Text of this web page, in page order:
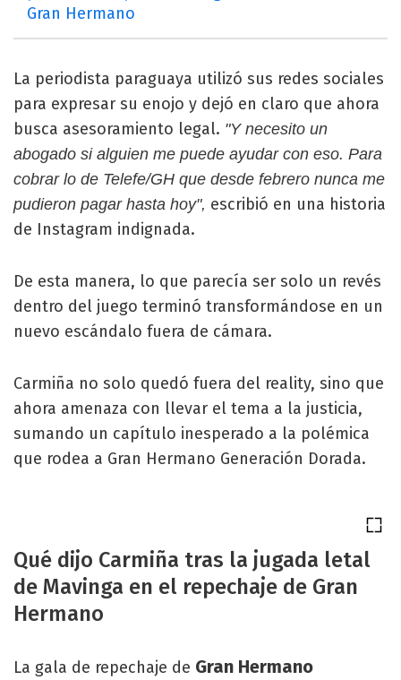
Gran Hermano
La periodista paraguaya utilizó sus redes sociales
para expresar su enojo y dejó en claro que ahora
busca asesoramiento legal. "Y necesito un
abogado si alguien me puede ayudar con eso. Para
cobrar lo de Telefe/GH que desde febrero nunca me
pudieron pagar hasta hoy", escribió en una historia
de Instagram indignada.
De esta manera, lo que parecía ser solo un revés
dentro del juego terminó transformándose en un
nuevo escándalo fuera de cámara.
Carmiña no solo quedó fuera del reality, sino que
ahora amenaza con llevar el tema a la justicia,
sumando un capítulo inesperado a la polémica
que rodea a Gran Hermano Generación Dorada.
Qué dijo Carmiña tras la jugada letal
de Mavinga en el repechaje de Gran
Hermano
La gala de repechaje de Gran Hermano